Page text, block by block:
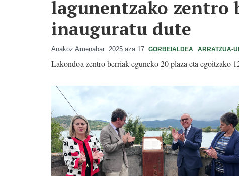
lagunentzako zentro
inauguratu dute
Anakoz Amenabar 2025 aza 17 GORBEIALDEA ARRATZUA-
Lakondoa zentro berriak eguneko 20 plaza eta egoitzako